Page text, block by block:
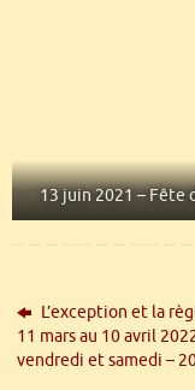
13 juin 2021 – Fête
L’exception et la
11 mars au 10 avril
vendredi et samedi –